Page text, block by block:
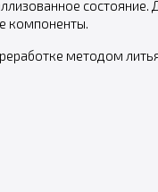
компоненты.
методом